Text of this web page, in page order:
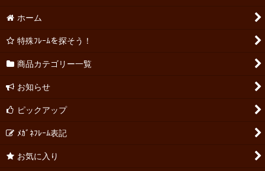
ホーム
特殊ﾌﾚｰﾑを探そう！
商品カテゴリー一覧
お知らせ
ピックアップ
ﾒｶﾞﾈﾌﾚｰﾑ表記
お気に入り